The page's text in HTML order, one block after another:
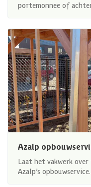
portemonnee of
Azalp
Laat het vakwerk over
Azalp’s opbouwservice.